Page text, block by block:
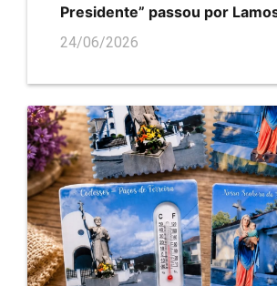
Presidente” passou por
24/06/2026